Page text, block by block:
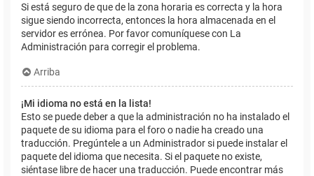
Si está seguro de que de la zona horaria es correcta y la hora
sigue siendo incorrecta, entonces la hora almacenada en el
servidor es errónea. Por favor comuníquese con La
Administración para corregir el problema.
Arriba
¡Mi idioma no está en la lista!
Esto se puede deber a que la administración no ha instalado el
paquete de su idioma para el foro o nadie ha creado una
traducción. Pregúntele a un Administrador si puede instalar el
paquete del idioma que necesita. Si el paquete no existe,
siéntase libre de hacer una traducción. Puede encontrar más